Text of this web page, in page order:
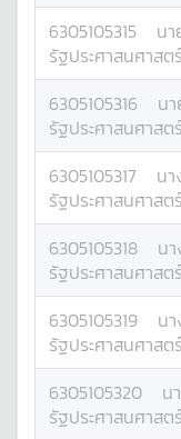
6305105315 นา
รัฐประศาสนศาสต
6305105316 น
รัฐประศาสนศาสต
6305105317 นา
รัฐประศาสนศาสต
6305105318 น
รัฐประศาสนศาสต
6305105319 น
รัฐประศาสนศาสต
6305105320 น
รัฐประศาสนศาสต